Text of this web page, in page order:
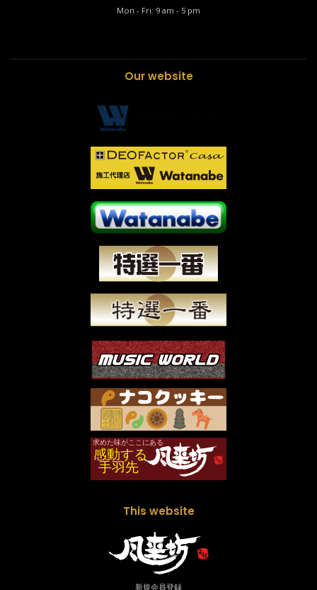
Mon - Fri: 9 am - 5 pm
Our website
This website
新規会員登録